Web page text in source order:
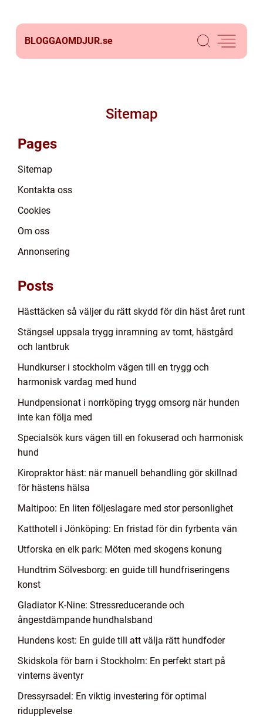
BLOGGAOMDJUR.se
Sitemap
Pages
Sitemap
Kontakta oss
Cookies
Om oss
Annonsering
Posts
Hästtäcken så väljer du rätt skydd för din häst året runt
Stängsel uppsala trygg inramning av tomt, hästgård
och lantbruk
Hundkurser i stockholm vägen till en trygg och
harmonisk vardag med hund
Hundpensionat i norrköping trygg omsorg när hunden
inte kan följa med
Specialsök kurs vägen till en fokuserad och harmonisk
hund
Kiropraktor häst: när manuell behandling gör skillnad
för hästens hälsa
Maltipoo: En liten följeslagare med stor personlighet
Katthotell i Jönköping: En fristad för din fyrbenta vän
Utforska en elk park: Möten med skogens konung
Hundtrim Sölvesborg: en guide till hundfriseringens
konst
Gladiator K-Nine: Stressreducerande och
ångestdämpande hundhalsband
Hundens kost: En guide till att välja rätt hundfoder
Skidskola för barn i Stockholm: En perfekt start på
vinterns äventyr
Dressyrsadel: En viktig investering för optimal
ridupplevelse